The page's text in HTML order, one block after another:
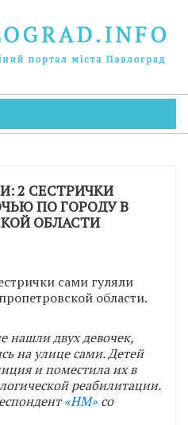
2 СЕСТРИЧКИ
ПО ГОРОДУ В
ОБЛАСТИ
нашли двух девочек,
на улице сами. Детей
и поместила их в
реабилитации.
«НМ» со